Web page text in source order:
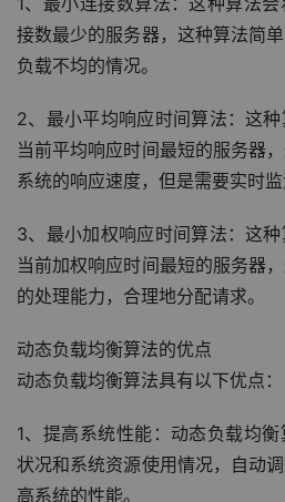
接数最少的服务器，这种算法简
负载不均的情况。
2、最小平均响应时间算法：这
当前平均响应时间最短的服务器
系统的响应速度，但是需要实时监
3、最小加权响应时间算法：这
当前加权响应时间最短的服务器
的处理能力，合理地分配请求。
动态负载均衡算法的优点
动态负载均衡算法具有以下优点：
1、提高系统性能：动态负载均
状况和系统资源使用情况，自动
高系统的性能。